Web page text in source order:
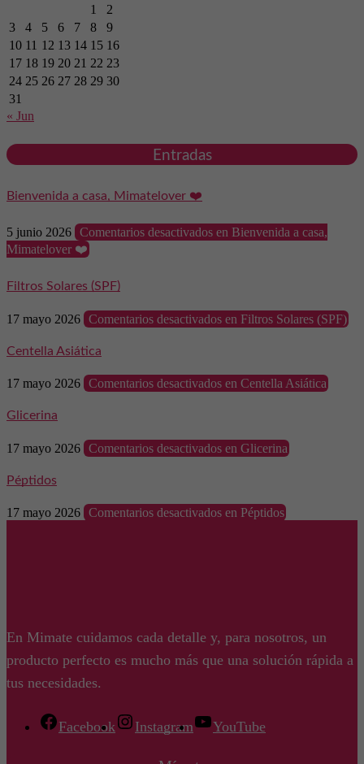
1
2
3
4 5 6 7 8
9
10 11 12 13 14 15 16
17 18 19 20 21 22 23
24 25 26 27 28 29 30
31
« Jun
Entradas
Bienvenida a casa, Mimatelover ❤️
5 junio 2026 Comentarios desactivados en Bienvenida a casa,
Mimatelover ❤️
Filtros Solares (SPF)
17 mayo 2026 Comentarios desactivados en Filtros Solares (SPF)
Centella Asiática
17 mayo 2026 Comentarios desactivados en Centella Asiática
Glicerina
17 mayo 2026 Comentarios desactivados en Glicerina
Péptidos
17 mayo 2026 Comentarios desactivados en Péptidos
En Mimate cuidamos cada detalle y, para nosotros, un
producto perfecto es mucho más que una solución rápida a
tus necesidades.
Facebook Instagram YouTube